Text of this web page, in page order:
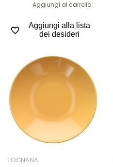
Aggiungi al carrello
Aggiungi alla lista
dei desideri
TOGNANA